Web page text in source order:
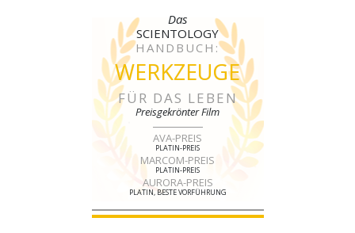
Das
SCIENTOLOGY
HANDBUCH:
WERKZEUGE
FÜR DAS LEBEN
Preisgekrönter Film
AVA-PREIS
PLATIN-PREIS
MARCOM-PREIS
PLATIN-PREIS
AURORA-PREIS
PLATIN, BESTE VORFÜHRUNG